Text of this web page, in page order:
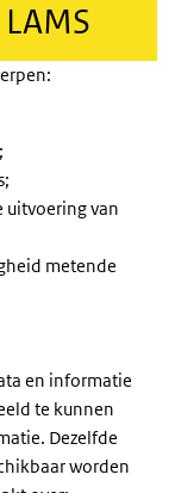
van
metende
en informatie
te kunnen
Dezelfde
worden